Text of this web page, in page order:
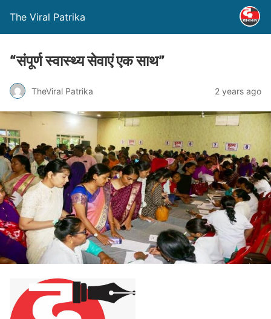
The Viral Patrika
“संपूर्ण स्वास्थ्य सेवाएं एक साथ”
TheViral Patrika 2 years ago